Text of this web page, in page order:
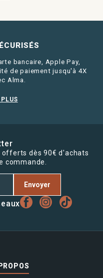
bancaire, Apple Pay,
de paiement jusqu'à 4X
Alma.
dès 90€ d'achats
commande.
Envoyer